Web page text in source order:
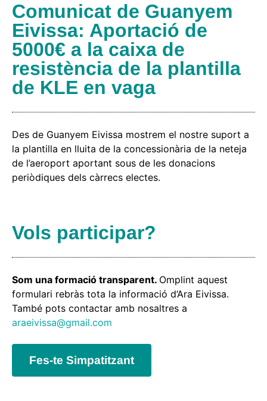
Comunicat de Guanyem
Eivissa: Aportació de
5000€ a la caixa de
resistència de la plantilla
de KLE en vaga
Des de Guanyem Eivissa mostrem el nostre suport a
la plantilla en lluita de la concessionària de la neteja
de l’aeroport aportant sous de les donacions
periòdiques dels càrrecs electes.
Vols participar?
Som una formació transparent. Omplint aquest
formulari rebràs tota la informació d’Ara Eivissa.
També pots contactar amb nosaltres a
araeivissa@gmail.com
Fes-te Simpatitzant